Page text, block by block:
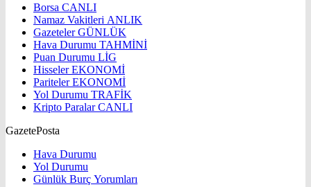
Borsa CANLI
Namaz Vakitleri ANLIK
GazetelerGÜNLÜK
Hava Durumu TAHMİNİ
Puan Durumu LİG
HisselerEKONOMİ
ParitelerEKONOMİ
Yol Durumu TRAFİK
Kripto ParalarCANLI
GazetePosta
Hava Durumu
Yol Durumu
Günlük Burç Yorumları